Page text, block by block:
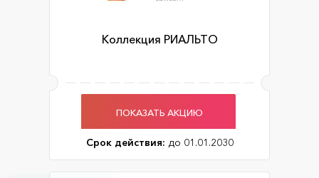
Коллекция РИАЛЬТО
ПОКАЗАТЬ АКЦИЮ
Срок действия: до 01.01.2030